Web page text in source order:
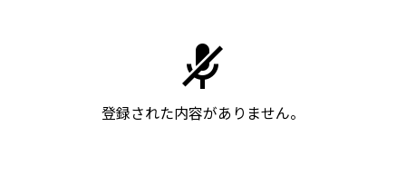
登録された内容がありません。